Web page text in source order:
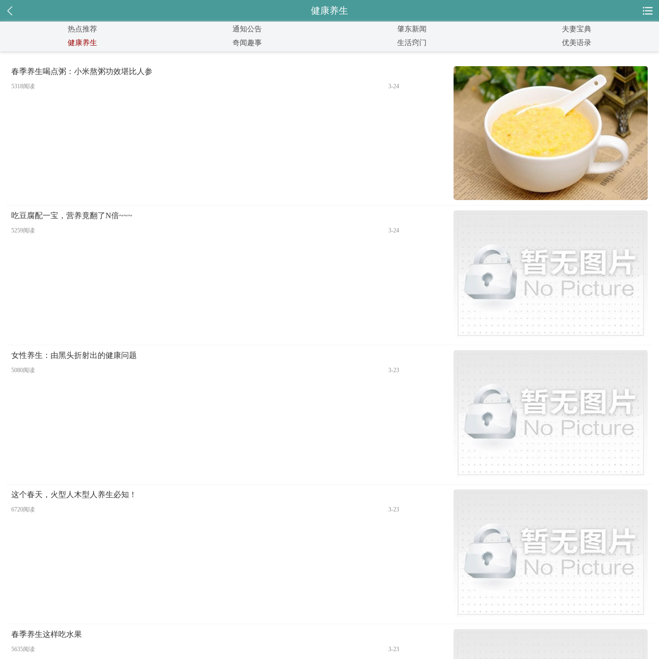
健康养生
热点推荐 通知公告 肇东新闻
夫妻宝典
健康养生
奇闻趣事 生活窍门 优美语录
春季养生喝点粥：小米熬粥功效堪比人参
5318阅读 3-24
吃豆腐配一宝，营养竟翻了N倍~~~
5259阅读 3-24
女性养生：由黑头折射出的健康问题
5080阅读 3-23
这个春天，火型人木型人养生必知！
6720阅读 3-23
春季养生这样吃水果
5635阅读 3-23